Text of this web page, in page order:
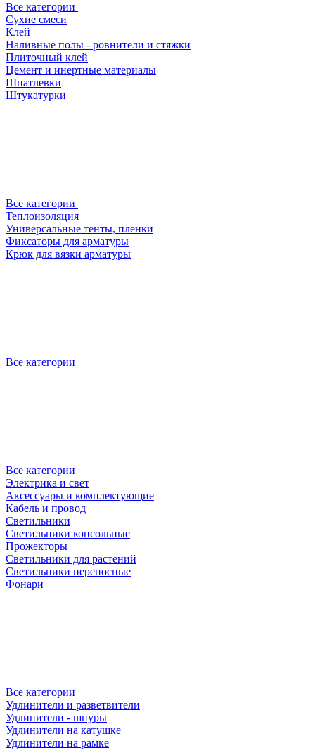
Все категории
Сухие смеси
Клей
Наливные полы - ровнители и стяжки
Плиточный клей
Цемент и инертные материалы
Шпатлевки
Штукатурки
Все категории
Теплоизоляция
Универсальные тенты, пленки
Фиксаторы для арматуры
Крюк для вязки арматуры
Все категории
Все категории
Электрика и свет
Аксессуары и комплектующие
Кабель и провод
Светильники
Светильники консольные
Прожекторы
Светильники для растений
Светильники переносные
Фонари
Все категории
Удлинители и разветвители
Удлинители - шнуры
Удлинители на катушке
Удлинители на рамке